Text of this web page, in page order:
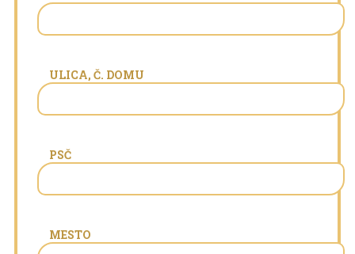
ULICA, Č. DOMU
PSČ
MESTO